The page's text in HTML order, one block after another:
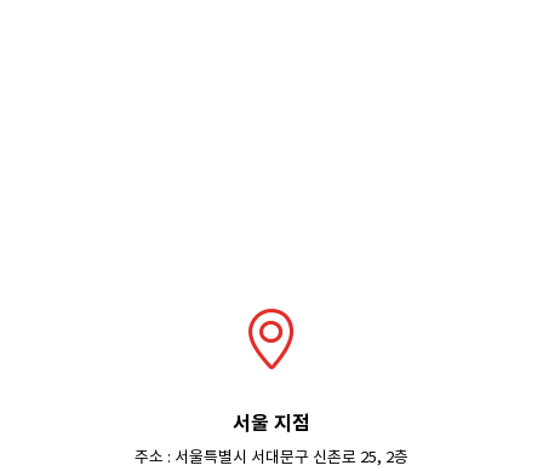
서울 지점
주소 : 서울특별시 서대문구 신촌로 25, 2층